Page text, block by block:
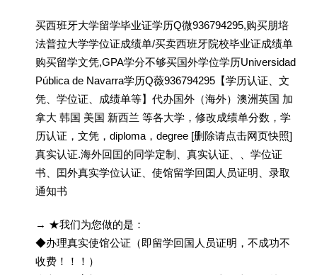
买西班牙大学留学毕业证学历Q微936794295,购买朋培
法普拉大学学位证成绩单/买卖西班牙院校毕业证成绩单
购买留学文凭,GPA学分不够买国外学位学历Universidad
Pública de Navarra学历Q薇936794295【学历认证、文
凭、学位证、成绩单等】代办国外（海外）澳洲英国 加
拿大 韩国 美国 新西兰 等各大学，修改成绩单分数，学
历认证，文凭，diploma，degree [删除请点击网页快照]
真实认证.海外回囯的同学定制、真实认证、、学位证
书、囯外真实学位认证、使馆留学回囯人员证明、录取
通知书
→ ★我们为您做的是：
◆办理真实使馆公证（即留学回国人员证明，不成功不
收费！！！）